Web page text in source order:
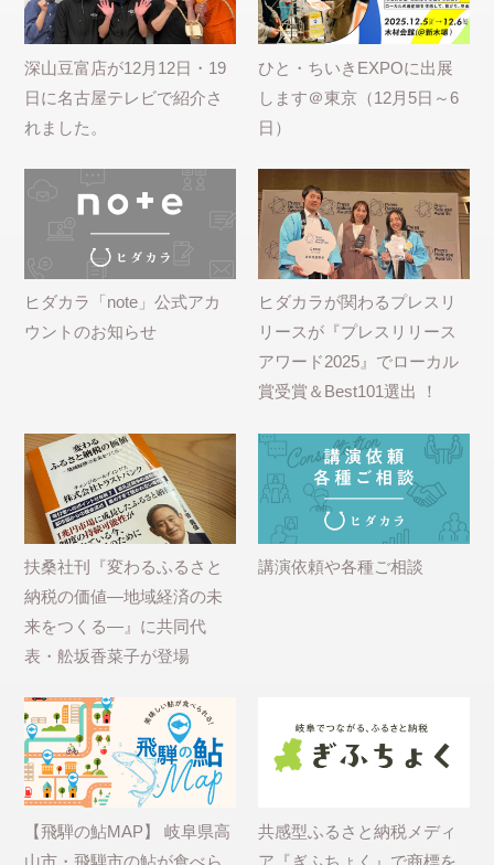
深山豆富店が12月12日・19
日に名古屋テレビで紹介さ
れました。
ひと・ちいきEXPOに出展
します＠東京（12月5日～6
日）
ヒダカラ「note」公式アカ
ウントのお知らせ
ヒダカラが関わるプレスリ
リースが『プレスリリース
アワード2025』でローカル
賞受賞＆Best101選出 ！
扶桑社刊『変わるふるさと
納税の価値―地域経済の未
来をつくる―』に共同代
表・舩坂香菜子が登場
講演依頼や各種ご相談
【飛騨の鮎MAP】 岐阜県高
山市・飛騨市の鮎が食べら
共感型ふるさと納税メディ
ア『ぎふちょく』で商標を